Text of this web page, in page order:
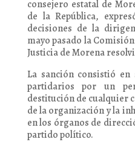
consejero estatal de
de la República,
decisiones de la
mayo pasado la
Justicia de Morena
La sanción consistió en
partidarios por un
destitución de cualquier
de la organización y la
en los órganos de
partido político.